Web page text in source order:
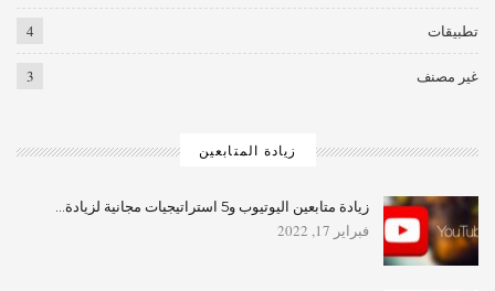
تطبيقات 4
غير مصنف 3
زيادة المتابعين
زيادة متابعين اليوتيوب و5 استراتيجيات مجانية لزيادة…
فبراير 17, 2022